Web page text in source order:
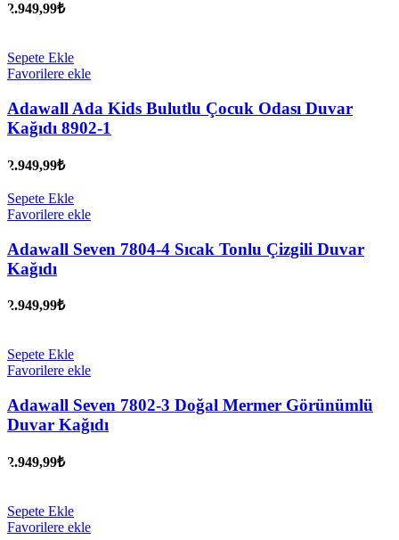
2.949,99₺
Sepete Ekle
Favorilere ekle
Adawall Ada Kids Bulutlu Çocuk Odası Duvar
Kağıdı 8902-1
2.949,99₺
Sepete Ekle
Favorilere ekle
Adawall Seven 7804-4 Sıcak Tonlu Çizgili Duvar
Kağıdı
2.949,99₺
Sepete Ekle
Favorilere ekle
Adawall Seven 7802-3 Doğal Mermer Görünümlü
Duvar Kağıdı
2.949,99₺
Sepete Ekle
Favorilere ekle